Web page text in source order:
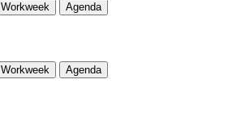
Workweek Agenda
Workweek Agenda